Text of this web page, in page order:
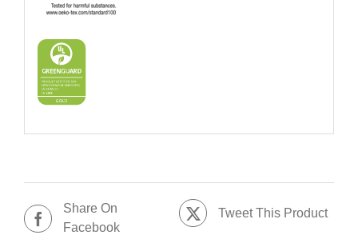
Share On
Facebook
Tweet This Product